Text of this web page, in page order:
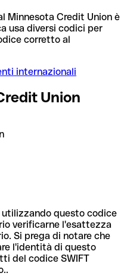
Minnesota Credit Union è
usa diversi codici per
corretto al
internazionali
Union
questo codice
verificarne l'esattezza
Si prega di notare che
l'identità di questo
del codice SWIFT